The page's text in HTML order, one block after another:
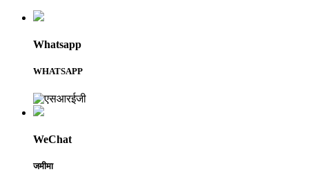
Whatsapp
WHATSAPP
WeChat
जमीमा